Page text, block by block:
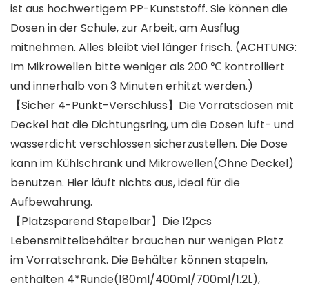
ist aus hochwertigem PP-Kunststoff. Sie können die
Dosen in der Schule, zur Arbeit, am Ausflug
mitnehmen. Alles bleibt viel länger frisch. (ACHTUNG:
Im Mikrowellen bitte weniger als 200 ℃ kontrolliert
und innerhalb von 3 Minuten erhitzt werden.)
【Sicher 4-Punkt-Verschluss】Die Vorratsdosen mit
Deckel hat die Dichtungsring, um die Dosen luft- und
wasserdicht verschlossen sicherzustellen. Die Dose
kann im Kühlschrank und Mikrowellen(Ohne Deckel)
benutzen. Hier läuft nichts aus, ideal für die
Aufbewahrung.
【Platzsparend Stapelbar】Die 12pcs
Lebensmittelbehälter brauchen nur wenigen Platz
im Vorratschrank. Die Behälter können stapeln,
enthälten 4*Runde(180ml/400ml/700ml/1.2L),